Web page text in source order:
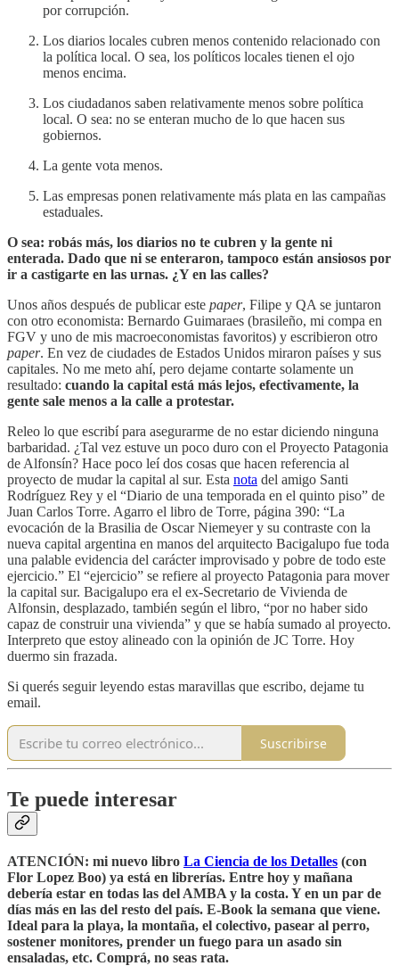
por corrupción.
Los diarios locales cubren menos contenido relacionado con
la política local. O sea, los políticos locales tienen el ojo
menos encima.
Los ciudadanos saben relativamente menos sobre política
local. O sea: no se enteran mucho de lo que hacen sus
gobiernos.
La gente vota menos.
Las empresas ponen relativamente más plata en las campañas
estaduales.
O sea: robás más, los diarios no te cubren y la gente ni
enterada. Dado que ni se enteraron, tampoco están ansiosos por
ir a castigarte en las urnas. ¿Y en las calles?
Unos años después de publicar este paper, Filipe y QA se juntaron
con otro economista: Bernardo Guimaraes (brasileño, mi compa en
FGV y uno de mis macroeconomistas favoritos) y escribieron otro
paper. En vez de ciudades de Estados Unidos miraron países y sus
capitales. No me meto ahí, pero dejame contarte solamente un
resultado: cuando la capital está más lejos, efectivamente, la
gente sale menos a la calle a protestar.
Releo lo que escribí para asegurarme de no estar diciendo ninguna
barbaridad. ¿Tal vez estuve un poco duro con el Proyecto Patagonia
de Alfonsín? Hace poco leí dos cosas que hacen referencia al
proyecto de mudar la capital al sur. Esta nota del amigo Santi
Rodríguez Rey y el “Diario de una temporada en el quinto piso” de
Juan Carlos Torre. Agarro el libro de Torre, página 390: “La
evocación de la Brasilia de Oscar Niemeyer y su contraste con la
nueva capital argentina en manos del arquitecto Bacigalupo fue toda
una palable evidencia del carácter improvisado y pobre de todo este
ejercicio.” El “ejercicio” se refiere al proyecto Patagonia para mover
la capital sur. Bacigalupo era el ex-Secretario de Vivienda de
Alfonsin, desplazado, también según el libro, “por no haber sido
capaz de construir una vivienda” y que se había sumado al proyecto.
Interpreto que estoy alineado con la opinión de JC Torre. Hoy
duermo sin frazada.
Si querés seguir leyendo estas maravillas que escribo, dejame tu
email.
Suscribirse
Te puede interesar
ATENCIÓN: mi nuevo libro La Ciencia de los Detalles (con
Flor Lopez Boo) ya está en librerías. Entre hoy y mañana
debería estar en todas las del AMBA y la costa. Y en un par de
días más en las del resto del país. E-Book la semana que viene.
Ideal para la playa, la montaña, el colectivo, pasear al perro,
sostener monitores, prender un fuego para un asado sin
ensaladas, etc. Comprá, no seas rata.